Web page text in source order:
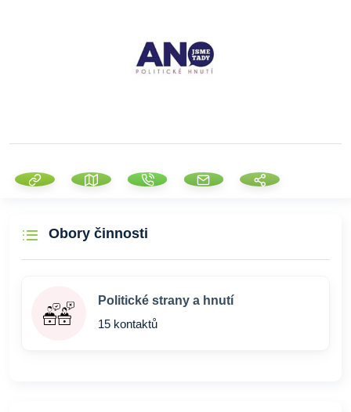
Obory činnosti
Politické strany a hnutí
15 kontaktů